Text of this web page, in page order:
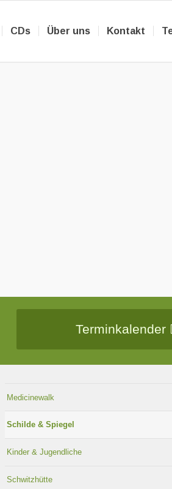
CDs Über uns Kontakt
Terminkalender
Medicinewalk
Schilde & Spiegel
Kinder & Jugendliche
Schwitzhütte